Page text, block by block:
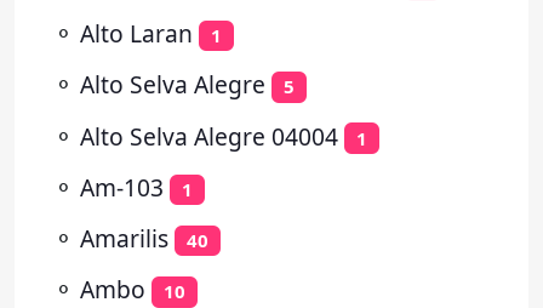
⚬ Alto Laran 1
⚬ Alto Selva Alegre 5
⚬ Alto Selva Alegre 04004 1
⚬ Am-103 1
⚬ Amarilis 40
⚬ Ambo 10